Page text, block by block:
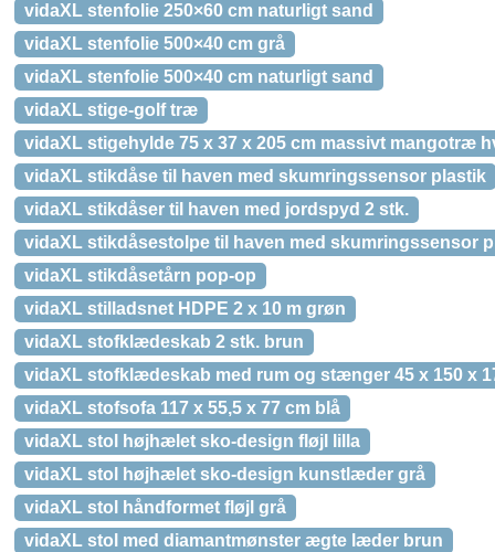
vidaXL stenfolie 250×60 cm naturligt sand
vidaXL stenfolie 500×40 cm grå
vidaXL stenfolie 500×40 cm naturligt sand
vidaXL stige-golf træ
vidaXL stigehylde 75 x 37 x 205 cm massivt mangotræ
vidaXL stikdåse til haven med skumringssensor plastik
vidaXL stikdåser til haven med jordspyd 2 stk.
vidaXL stikdåsestolpe til haven med skumringssensor
vidaXL stikdåsetårn pop-op
vidaXL stilladsnet HDPE 2 x 10 m grøn
vidaXL stofklædeskab 2 stk. brun
vidaXL stofklædeskab med rum og stænger 45 x 150 x
vidaXL stofsofa 117 x 55,5 x 77 cm blå
vidaXL stol højhælet sko-design fløjl lilla
vidaXL stol højhælet sko-design kunstlæder grå
vidaXL stol håndformet fløjl grå
vidaXL stol med diamantmønster ægte læder brun